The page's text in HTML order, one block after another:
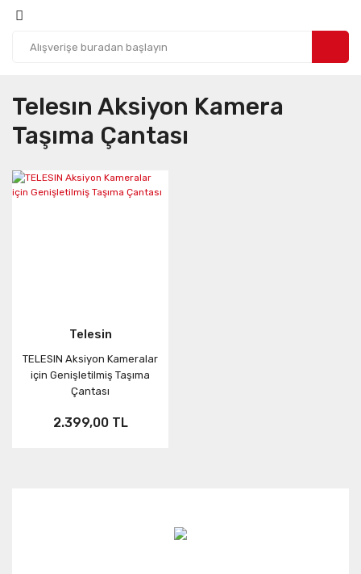
Telesın Aksiyon Kamera
Taşıma Çantası
Telesin
TELESIN Aksiyon Kameralar
için Genişletilmiş Taşıma
Çantası
2.399,00 TL